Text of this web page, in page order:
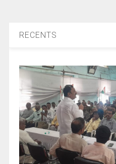
RECENTS